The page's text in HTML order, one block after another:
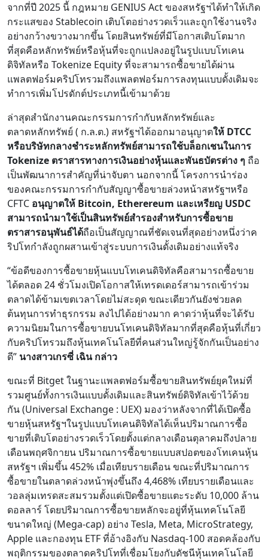
จากที่ปี 2025 นี้ กฎหมาย GENIUS Act ของสหรัฐฯได้ทำให้เกิด
กระแสของ Stablecoin เติบโตอย่างรวดเร็วและถูกใช้งานจริง
อย่างกว้างขวางมากขึ้น โดยสินทรัพย์ที่มีโอกาสเติบโตมาก
ที่สุดคือหลักทรัพย์หรือหุ้นที่จะถูกแปลงอยู่ในรูปแบบโทเคน
ดิจิทัลหรือ Tokenize Equity ที่จะสามารถซื้อขายได้ผ่าน
แพลตฟอร์มคริปโทรวมถึงแพลตฟอร์มการลงทุนแบบดั้งเดิมจะ
ทำการเพิ่มโปรดักต์ประเภทนี้เข้ามาด้วย
ล่าสุดสำนักงานคณะกรรมการกำกับหลักทรัพย์และ
ตลาดหลักทรัพย์ ( ก.ล.ต.) สหรัฐฯได้ออกมาอนุญาตให้ DTCC
หรือบริษัทกลางชำระหลักทรัพย์สามารถใช้บล็อกเชนในการ
Tokenize ตราสารทางการเงินอย่างหุ้นและพันธบัตรต่าง ๆ ถือ
เป็นพัฒนาการสำคัญที่น่าจับตา นอกจากนี้ โครงการนำร่อง
ของคณะกรรมการกำกับสัญญาซื้อขายล่วงหน้าสหรัฐฯหรือ
CFTC อนุญาตให้ Bitcoin, Etherereum และเหรียญ USDC
สามารถนำมาใช้เป็นสินทรัพย์สำรองสำหรับการซื้อขาย
ตราสารอนุพันธ์ได้ถือเป็นสัญญาณที่ชัดเจนที่สุดอย่างหนึ่งว่าค
ริปโทกำลังถูกผสานเข้าสู่ระบบการเงินดั้งเดิมอย่างแท้จริง
“ข้อดีของการซื้อขายหุ้นแบบโทเคนดิจิทัลคือสามารถซื้อขาย
ได้ตลอด 24 ชั่วโมงเปิดโอกาสให้เทรดเดอร์สามารถเข้าร่วม
ตลาดได้ข้ามเขตเวลาโดยไม่สะดุด ขณะเดียวกันยังช่วยลด
ต้นทุนการทำธุรกรรม ลงไปได้อย่างมาก คาดว่าหุ้นที่จะได้รับ
ความนิยมในการซื้อขายบนโทเคนดิจิทัลมากที่สุดคือหุ้นที่เกี่ยว
กับคริปโทรวมถึงหุ้นเทคโนโลยีที่คนส่วนใหญ่รู้จักกันเป็นอย่าง
ดี” นางสาวเกรซี่ เฉิน กล่าว
ขณะที่ Bitget ในฐานะแพลตฟอร์มซื้อขายสินทรัพย์ยุคใหม่ที่
รวมศูนย์ทั้งการเงินแบบดั้งเดิมและสินทรัพย์ดิจิทัลเข้าไว้ด้วย
กัน (Universal Exchange : UEX) มองว่าหลังจากที่ได้เปิดซื้อ
ขายหุ้นสหรัฐฯในรูปแบบโทเคนดิจิทัลได้เห็นปริมาณการซื้อ
ขายที่เติบโตอย่างรวดเร็วโดยตั้งแต่กลางเดือนตุลาคมถึงปลาย
เดือนพฤศจิกายน ปริมาณการซื้อขายแบบสปอตของโทเคนหุ้น
สหรัฐฯ เพิ่มขึ้น 452% เมื่อเทียบรายเดือน ขณะที่ปริมาณการ
ซื้อขายในตลาดล่วงหน้าพุ่งขึ้นถึง 4,468% เทียบรายเดือนและ
วอลลุ่มเทรดสะสมรวมตั้งแต่เปิดซื้อขายแตะระดับ 10,000 ล้าน
ดอลลาร์ โดยปริมาณการซื้อขายหลักจะอยู่ที่หุ้นเทคโนโลยี
ขนาดใหญ่ (Mega-cap) อย่าง Tesla, Meta, MicroStrategy,
Apple และกองทุน ETF ที่อ้างอิงกับ Nasdaq-100 สอดคล้องกับ
พฤติกรรมของตลาดคริปโทที่เชื่อมโยงกับดัชนีหุ้นเทคโนโลยี